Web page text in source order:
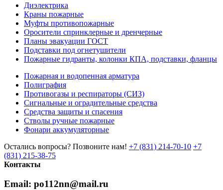
Диэлектрика
Краны пожарные
Муфты противопожарные
Оросители спринклерные и дренчерные
Планы эвакуации ГОСТ
Подставки под огнетушители
Пожарные гидранты, колонки КПА, подставки, фланцы
Пожарная и водопенная арматура
Полиграфия
Противогазы и респираторы (СИЗ)
Сигнальные и оградительные средства
Средства защиты и спасения
Стволы ручные пожарные
Фонари аккумуляторные
Остались вопросы? Позвоните нам! +7 (831) 214-70-10 +7
(831) 215-38-75
Контакты
Email: po112nn@mail.ru